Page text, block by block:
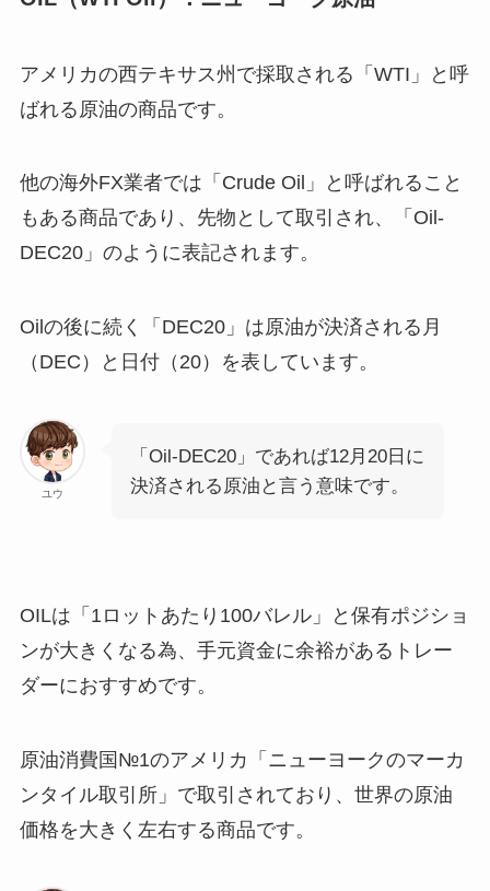
アメリカの西テキサス州で採取される「WTI」と呼
ばれる原油の商品です。
他の海外FX業者では「Crude Oil」と呼ばれること
もある商品であり、先物として取引され、「Oil-
DEC20」のように表記されます。
Oilの後に続く「DEC20」は原油が決済される月
（DEC）と日付（20）を表しています。
ユウ
「Oil-DEC20」であれば12月20日に
決済される原油と言う意味です。
OILは「1ロットあたり100バレル」と保有ポジショ
ンが大きくなる為、手元資金に余裕があるトレー
ダーにおすすめです。
原油消費国№1のアメリカ「ニューヨークのマーカ
ンタイル取引所」で取引されており、世界の原油
価格を大きく左右する商品です。